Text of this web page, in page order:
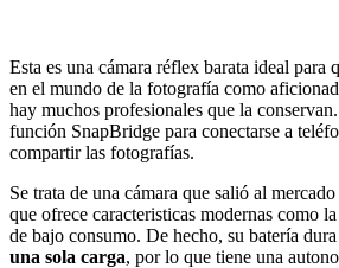
Esta es una cámara réflex barata ideal para
en el mundo de la fotografía como
hay muchos profesionales que la
función SnapBridge para conectarse a
compartir las fotografías.
Se trata de una cámara que salió al
que ofrece caracteristicas modernas como
de bajo consumo. De hecho, su batería dura
una sola carga, por lo que tiene una